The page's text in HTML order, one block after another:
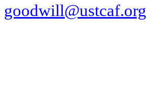
goodwill@ustcaf.org